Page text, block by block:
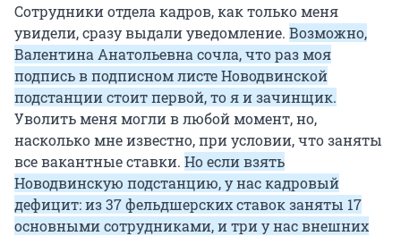
Сотрудники отдела кадров, как только меня
увидели, сразу выдали уведомление. Возможно,
Валентина Анатольевна сочла, что раз моя
подпись в подписном листе Новодвинской
подстанции стоит первой, то я и зачинщик.
Уволить меня могли в любой момент, но,
насколько мне известно, при условии, что заняты
все вакантные ставки. Но если взять
Новодвинскую подстанцию, у нас кадровый
дефицит: из 37 фельдшерских ставок заняты 17
основными сотрудниками, и три у нас внешних